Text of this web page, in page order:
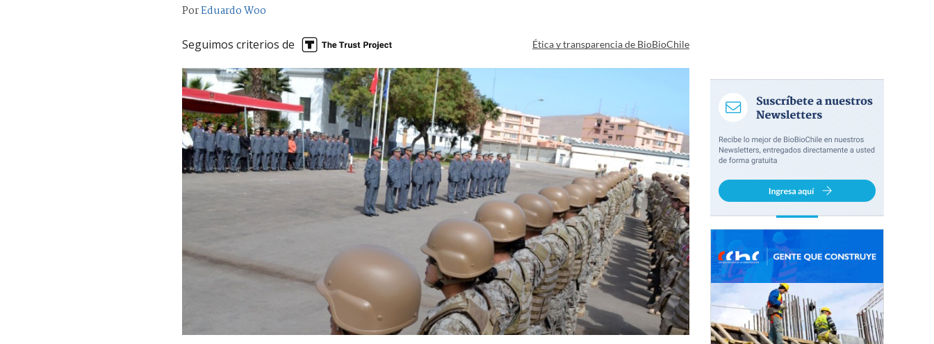
PorEduardo Woo
Seguimos criterios de Ética y transparencia de BioBioChile